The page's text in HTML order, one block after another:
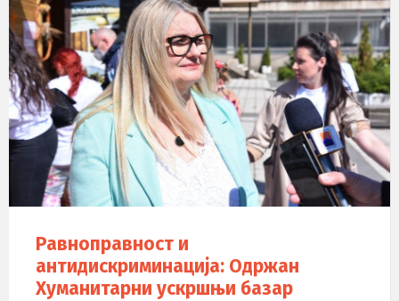
Равноправност и
антидискриминација: Одржан
Хуманитарни ускршњи базар